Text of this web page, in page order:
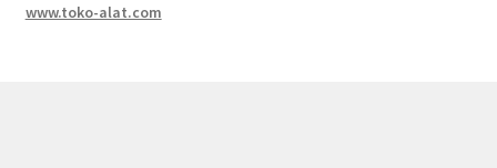
www.toko-alat.com